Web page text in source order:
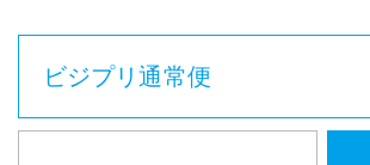
ビジプリ通常便